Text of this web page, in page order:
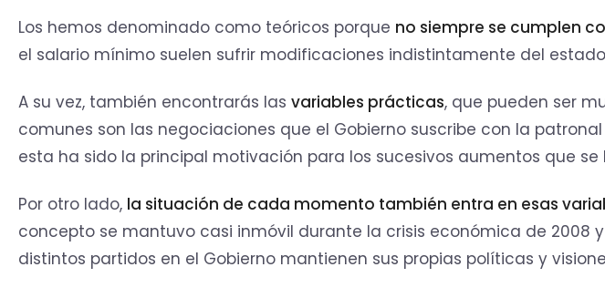
Los hemos denominado como teóricos porque no siempre se cumplen
el salario mínimo suelen sufrir modificaciones indistintamente del
A su vez, también encontrarás las variables prácticas, que pueden ser
comunes son las negociaciones que el Gobierno suscribe con la
esta ha sido la principal motivación para los sucesivos aumentos que
Por otro lado, la situación de cada momento también entra en esas
concepto se mantuvo casi inmóvil durante la crisis económica de 2008 y
distintos partidos en el Gobierno mantienen sus propias políticas y